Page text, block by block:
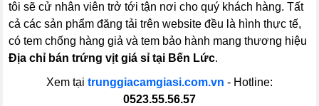
tôi sẽ cử nhân viên trở tới tận nơi cho quý khách hàng. Tất
cả các sản phẩm đăng tải trên website đều là hình thực tế,
có tem chống hàng giả và tem bảo hành mang thương hiệu
Địa chỉ bán trứng vịt giá sỉ tại Bến Lức.
Xem tại trunggiacamgiasi.com.vn - Hotline:
0523.55.56.57